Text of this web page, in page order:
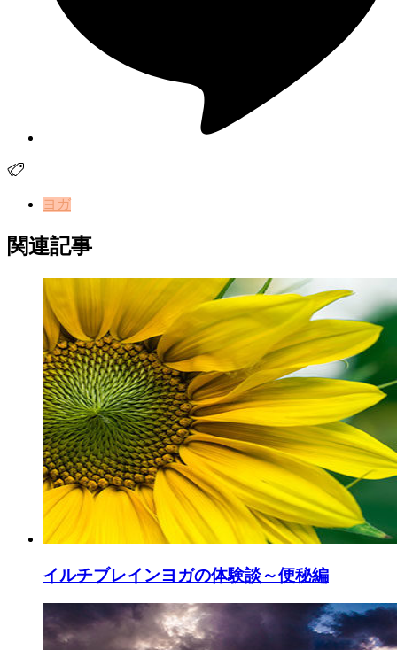
ヨガ
関連記事
イルチブレインヨガの体験談～便秘編